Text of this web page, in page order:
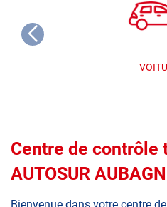
Centre de contrôle
AUTOSUR